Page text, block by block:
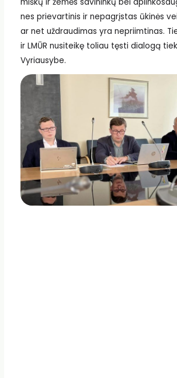
miškų ir žemės savininkų bei
nes prievartinis ir nepagrįstas ūkinės
ar net uždraudimas yra nepriimtinas.
ir LMŪR nusiteikę toliau tęsti dialogą
Vyriausybe.